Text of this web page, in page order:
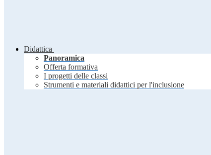
Didattica
Panoramica
Offerta formativa
I progetti delle classi
Strumenti e materiali didattici per l'inclusione